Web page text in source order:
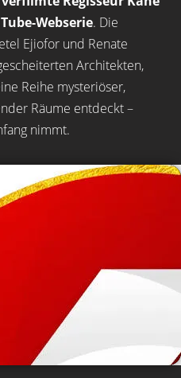
Webserie. Die
Ejiofor und Renate
Architekten,
Reihe mysteriöser,
Räume entdeckt –
nimmt.